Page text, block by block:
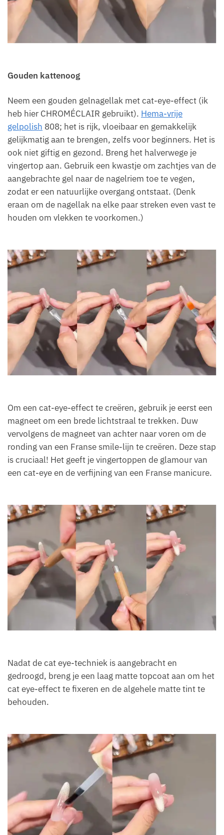
Gouden kattenoog
Neem een gouden gelnagellak met cat-eye-effect (ik
heb hier CHROMÉCLAIR gebruikt). Hema-vrije
gelpolish 808; het is rijk, vloeibaar en gemakkelijk
gelijkmatig aan te brengen, zelfs voor beginners. Het is
ook niet giftig en gezond. Breng het halverwege je
vingertop aan. Gebruik een kwastje om zachtjes van de
aangebrachte gel naar de nagelriem toe te vegen,
zodat er een natuurlijke overgang ontstaat. (Denk
eraan om de nagellak na elke paar streken even vast te
houden om vlekken te voorkomen.)
Om een cat-eye-effect te creëren, gebruik je eerst een
magneet om een brede lichtstraal te trekken. Duw
vervolgens de magneet van achter naar voren om de
ronding van een Franse smile-lijn te creëren. Deze stap
is cruciaal! Het geeft je vingertoppen de glamour van
een cat-eye en de verfijning van een Franse manicure.
Nadat de cat eye-techniek is aangebracht en
gedroogd, breng je een laag matte topcoat aan om het
cat eye-effect te fixeren en de algehele matte tint te
behouden.